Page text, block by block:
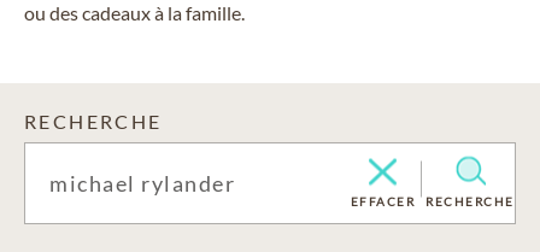
ou des cadeaux à la famille.
RECHERCHE
EFFACER RECHERCHE